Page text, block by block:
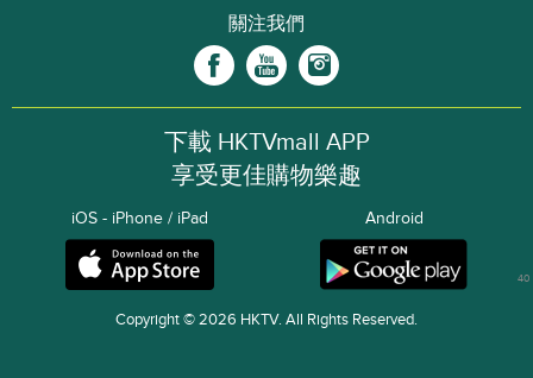
關注我們
下載 HKTVmall APP
享受更佳購物樂趣
iOS - iPhone / iPad Android
Copyright © 2026 HKTV. All Rights Reserved.
40